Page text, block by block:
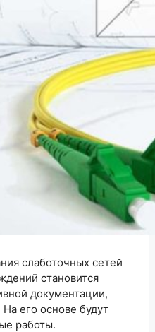
слаботочных сетей
становится
документации,
его основе будут
работы.